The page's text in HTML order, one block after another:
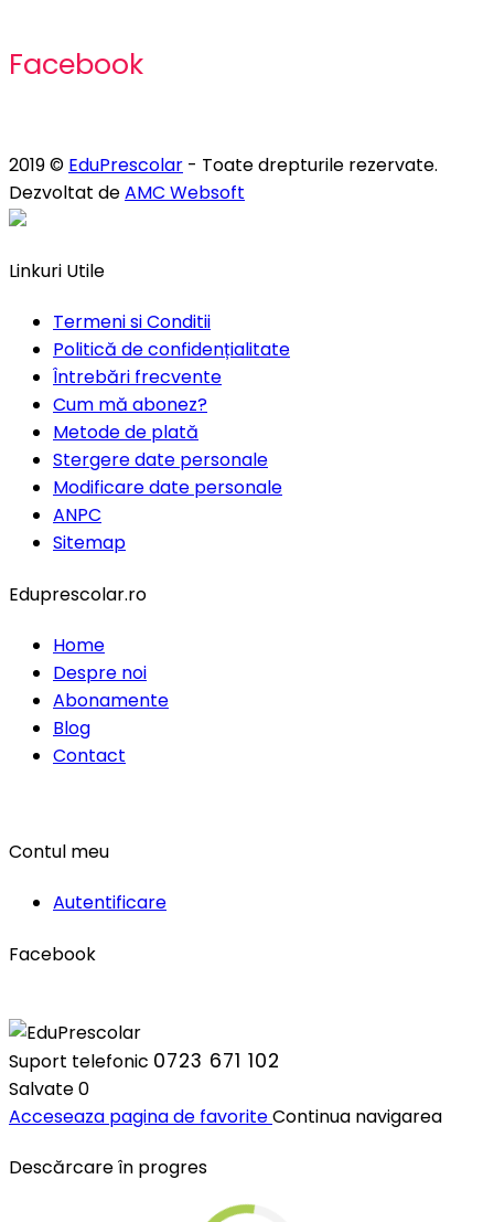
Facebook
2019 © EduPrescolar - Toate drepturile rezervate.
Dezvoltat deAMC Websoft
Linkuri Utile
Termeni si Conditii
Politică de confidențialitate
Întrebări frecvente
Cum mă abonez?
Metode de plată
Stergere date personale
Modificare date personale
ANPC
Sitemap
Eduprescolar.ro
Home
Despre noi
Abonamente
Blog
Contact
Contul meu
Autentificare
Facebook
Suport telefonic 0723 671 102
Salvate0
Acceseaza pagina de favoriteContinua navigarea
Descărcare în progres